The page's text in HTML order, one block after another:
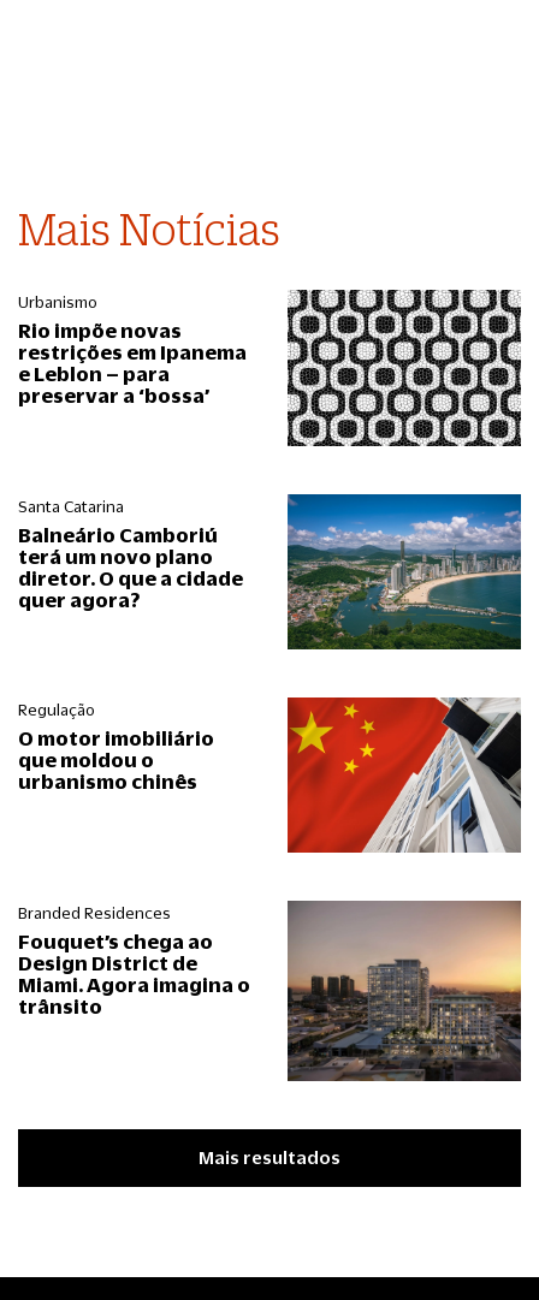
Mais Notícias
Urbanismo
Rio impõe novas
restrições em Ipanema
e Leblon – para
preservar a ‘bossa’
Santa Catarina
Balneário Camboriú
terá um novo plano
diretor. O que a cidade
quer agora?
Regulação
O motor imobiliário
que moldou o
urbanismo chinês
Branded Residences
Fouquet’s chega ao
Design District de
Miami. Agora imagina o
trânsito
Mais resultados